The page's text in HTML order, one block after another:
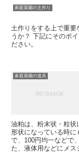
家庭菜園の土作り
土作りをする上で重要
うか？ 下記にそのポ
ださい。
家庭菜園の道具
油粕は、粉末状・粒状
形状になっている時
で、100円均一などで
た、液体用などにメ